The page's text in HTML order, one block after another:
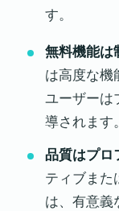
す。
無料機能は
は高度な機
ユーザーは
導されます。
品質はプロ
ティブまた
は、有意義